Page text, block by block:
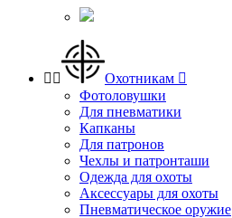
  Охотникам 
Фотоловушки
Для пневматики
Капканы
Для патронов
Чехлы и патронташи
Одежда для охоты
Аксессуары для охоты
Пневматическое оружие